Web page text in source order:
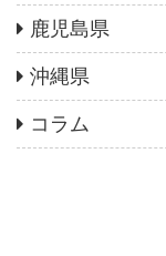
鹿児島県
沖縄県
コラム